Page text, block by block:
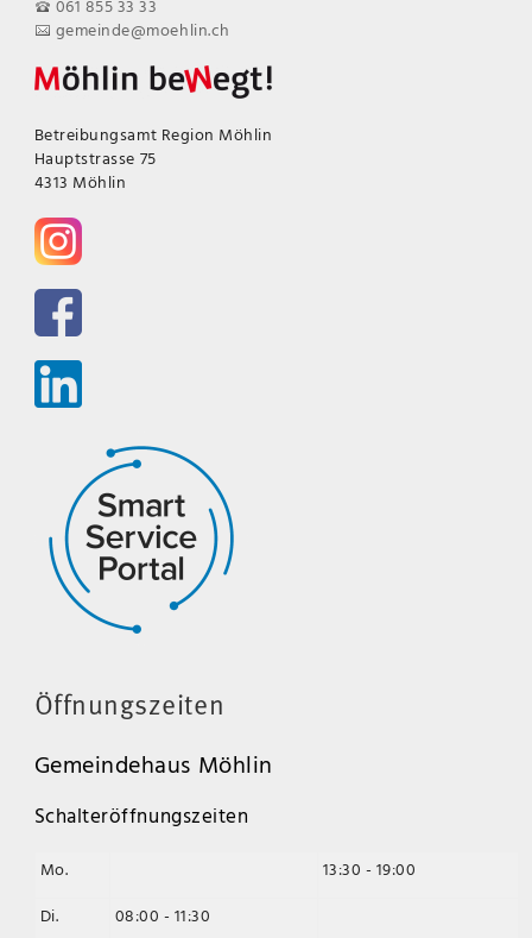
061 855 33 33
gemeinde@moehlin.ch
Betreibungsamt Region Möhlin
Hauptstrasse 75
4313 Möhlin
Öffnungszeiten
Gemeindehaus Möhlin
Schalteröffnungszeiten
Mo.
13:30 - 19:00
Di.
08:00 - 11:30